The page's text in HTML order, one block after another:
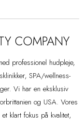
COMPANY
professionel hudpleje,
SPA/wellness-
Vi har en eksklusiv
og USA. Vores
klart fokus på kvalitet,